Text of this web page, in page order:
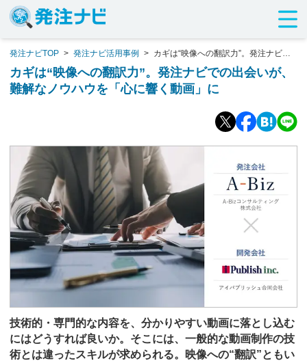
発注ナビTOP > 発注ナビ活用事例 > カギは“映像への翻訳力”。発注ナビで
の出会いが、難解なノウハウを「心に響く動画」に
カギは“映像への翻訳力”。発注ナビでの出会いが、
難解なノウハウを「心に響く動画」に
技術的・専門的な内容を、分かりやすい動画に落とし込む
にはどうすれば良いか。そこには、一般的な動画制作の技
術とは違ったスキルが求められる。映像への“翻訳”ともい